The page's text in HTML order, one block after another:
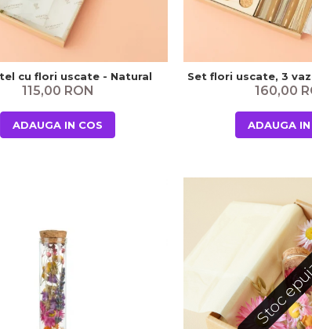
cu flori uscate - Natural
115,00 RON
ADAUGA IN COS
Set flori uscate, 3
160,00
ADAUGA
Stoc